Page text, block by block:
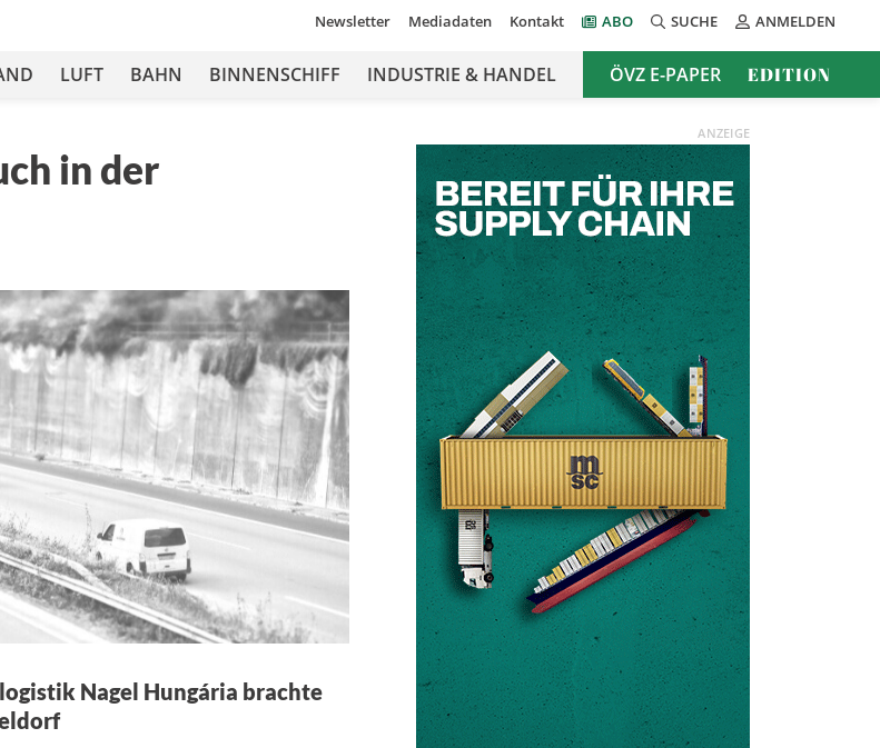
Newsletter Mediadaten Kontakt ABO SUCHE ANMELDEN
LUFT BAHN BINNENSCHIFF INDUSTRIE & HANDEL ÖVZ E-PAPER EDITION
in der
Nagel Hungária brachte
ANZEIGE